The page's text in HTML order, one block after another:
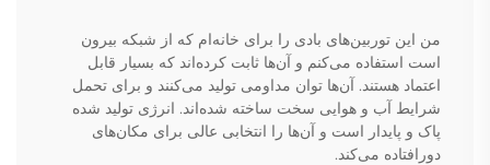
من این توربین‌های بادی را برای خانه‌ام که از شبکه بیرون
است استفاده می‌کنم و آن‌ها ثابت کرده‌اند که بسیار قابل
اعتماد هستند. آن‌ها توان مداومی تولید می‌کنند و برای تحمل
شرایط آب و هوایی سخت ساخته شده‌اند. انرژی تولید شده
پاک و پایدار است و آن‌ها را انتخابی عالی برای مکان‌های
دورافتاده می‌کند.